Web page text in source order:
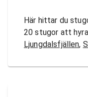
Här hittar du
20 stugor att
Ljungdalsfjällen,